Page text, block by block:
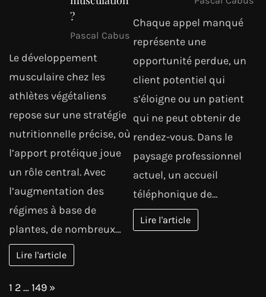
?
Pascal Cabus
Le développement
musculaire chez les
athlètes végétaliens
repose sur une stratégie
nutritionnelle précise, où
l’apport protéique joue
un rôle central. Avec
l’augmentation des
régimes à base de
plantes, de nombreux…
Lire l'article
Chaque appel manqué
représente une
opportunité perdue, un
client potentiel qui
s’éloigne ou un patient
qui ne peut obtenir de
rendez-vous. Dans le
paysage professionnel
actuel, un accueil
téléphonique de…
Lire l'article
Page:
1 2…149 Next
»